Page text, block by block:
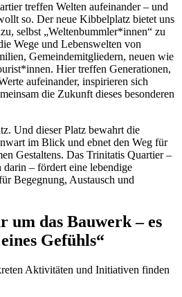
treffen Welten aufeinander – und
so. Der neue Kibbelplatz bietet uns
selbst „Weltenbummler*innen“ zu
Wege und Lebenswelten von
Gemeindemitgliedern, neuen wie
Hier treffen Generationen,
aufeinander, inspirieren sich
die Zukunft dieses besonderen
Und dieser Platz bewahrt die
im Blick und ebnet den Weg für
Gestaltens. Das Trinitatis Quartier –
– fördert eine lebendige
Begegnung, Austausch und
um das Bauwerk – es
Gefühls“
Aktivitäten und Initiativen finden